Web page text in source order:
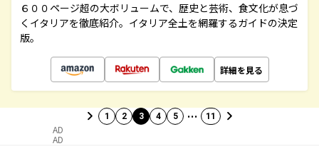
６００ページ超の大ボリュームで、歴史と芸術、食文化が息づ
くイタリアを徹底紹介。イタリア全土を網羅するガイドの決定
版。
詳細を見る
1 2 3 4 5 … 11
AD
AD